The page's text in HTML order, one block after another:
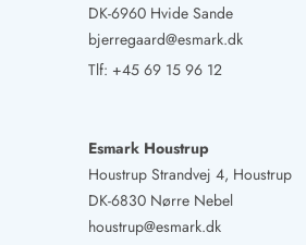
DK-6960 Hvide Sande
bjerregaard@esmark.dk
Tlf: +45 69 15 96 12
Esmark Houstrup
Houstrup Strandvej 4, Houstrup
DK-6830 Nørre Nebel
houstrup@esmark.dk